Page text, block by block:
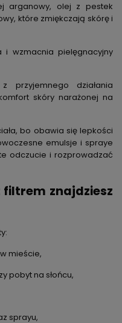
arganowy, olej z pestek
które zmiękczają skórę i
i wzmacnia pielęgnacyjny
przyjemnego działania
skóry narażonej na
bo obawia się lepkości
emulsje i spraye
odczucie i rozprowadzać
znajdziesz
mieście,
pobyt na słońcu,
sprayu,